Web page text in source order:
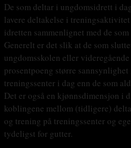
De som deltar i ungdomsidrett i
lavere deltakelse i
idretten sammenlignet med de
Generelt er det slik at de som
ungdomsskolen eller
prosentpoeng større
treningssenter i dag enn de som
Det er også en kjønnsdimensjon i
koblingene mellom (tidligere)
og trening på treningssenter og
tydeligst for gutter.